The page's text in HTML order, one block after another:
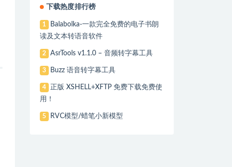
下载热度排行榜
1
Balabolka-一款完全免费的电子书朗
读及文本转语音软件
2 AsrTools v1.1.0 – 音频转字幕工具
3 Buzz 语音转字幕工具
4
正版 XSHELL+XFTP 免费下载免费使
用！
5 RVC模型/蜡笔小新模型